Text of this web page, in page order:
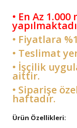
• En Az
• Fiyatlara
• Teslimat
• İşçilik
aittir.
• Siparişe
haftadır.
Ürün Özellikleri: